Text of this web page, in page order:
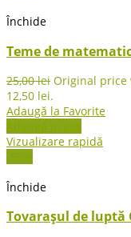
Închide
Teme de
25,00lei Original price
12,50 lei.
Adaugă la Favorite
Adaugă în coș
Vizualizare rapidă
-50%
Închide
Tovarașul de luptă